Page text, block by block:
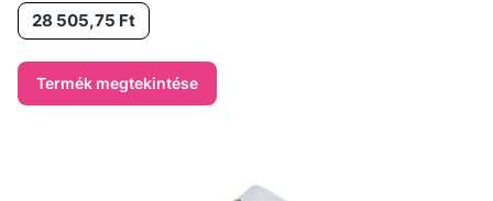
Ár28 505,75 Ft
Termék megtekintése